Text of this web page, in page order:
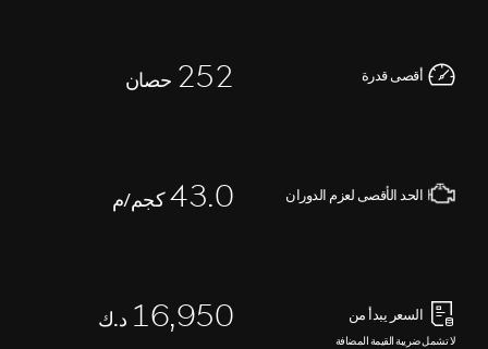
أقصى قدرة 252 حصان
الحد الأقصى لعزم الدوران 43.0 كجم/م
السعر يبدأ من 16,950 د.ك
لا تشمل ضريبة القيمة المضافة